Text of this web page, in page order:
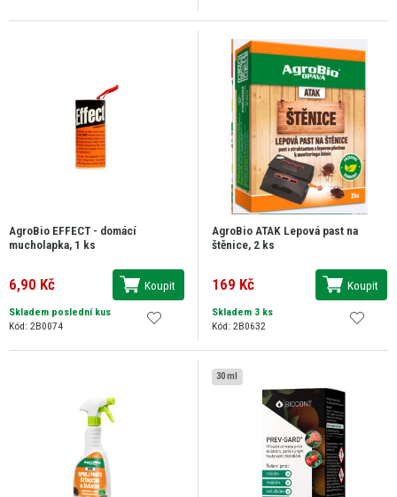
AgroBio EFFECT - domácí
mucholapka, 1 ks
6,90 Kč Koupit
Skladem poslední kus
Kód: 2B0074
AgroBio ATAK Lepová past na
štěnice, 2 ks
169 Kč Koupit
Skladem 3 ks
Kód: 2B0632
30 ml